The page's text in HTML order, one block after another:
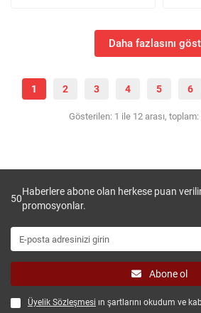
Daha fazlasını
1 2 3 4 5 6
Gösterilen: 1 ile 12 arası,
50
Haberlere abone olan herkese puan
promosyonlar.
Abone ol
Üyelik Sözleşmesi ın şartlarını okudum ve